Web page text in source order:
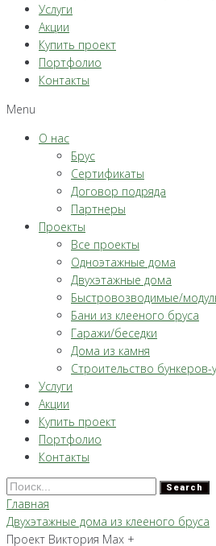
Услуги
Акции
Купить проект
Портфолио
Контакты
Menu
О нас
Брус
Сертификаты
Договор подряда
Партнеры
Проекты
Все проекты
Одноэтажные дома
Двухэтажные дома
Быстровозводимые/
Бани из клееного бруса
Гаражи/беседки
Дома из камня
Строительство
Услуги
Акции
Купить проект
Портфолио
Контакты
Search
Главная
Двухэтажные дома из клееного бруса
Проект Виктория Max +